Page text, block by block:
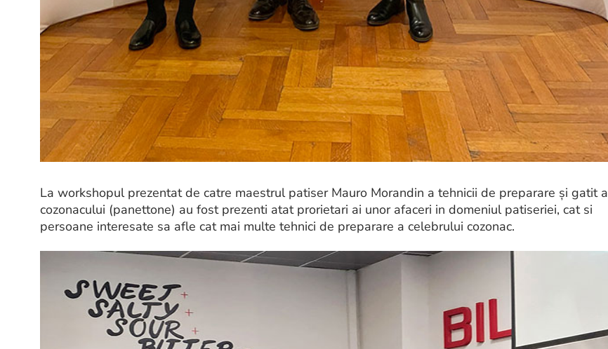
La workshopul prezentat de catre maestrul patiser Mauro Morandin a tehnicii de preparare și gatit a
cozonacului (panettone) au fost prezenti atat prorietari ai unor afaceri in domeniul patiseriei, cat si
persoane interesate sa afle cat mai multe tehnici de preparare a celebrului cozonac.